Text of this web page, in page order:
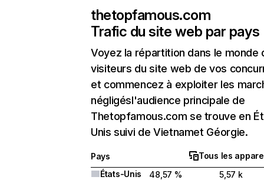
thetopfamous.com
Trafic du site web par pays
Voyez la répartition dans le monde
visiteurs du site web de vos
et commencez à exploiter les
négligésl'audience principale de
Thetopfamous.com se trouve en
Unis suivi de Vietnamet Géorgie.
Pays
Tous les
États-Unis
48,57 %
5,57 k